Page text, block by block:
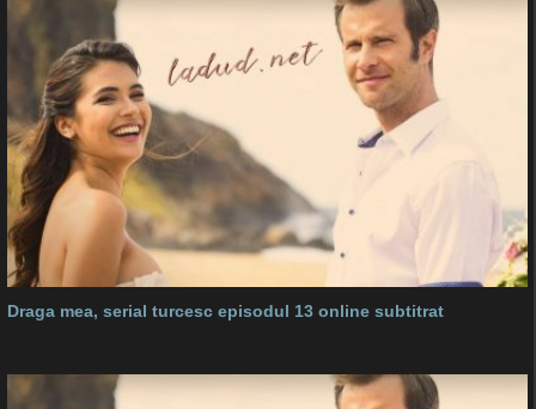
Draga mea, serial turcesc episodul 13 online subtitrat